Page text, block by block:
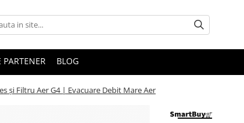
PARTENER BLOG
și Filtru Aer G4 | Evacuare Debit Mare Aer